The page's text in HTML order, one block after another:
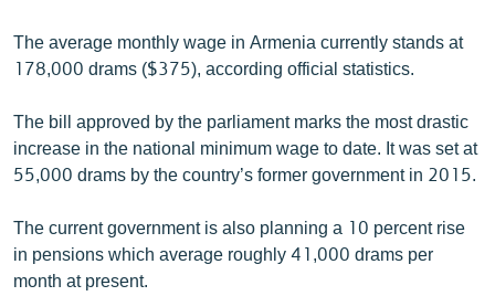
The average monthly wage in Armenia currently stands at
178,000 drams ($375), according official statistics.
The bill approved by the parliament marks the most drastic
increase in the national minimum wage to date. It was set at
55,000 drams by the country’s former government in 2015.
The current government is also planning a 10 percent rise
in pensions which average roughly 41,000 drams per
month at present.